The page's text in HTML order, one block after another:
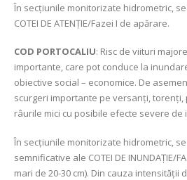
În secțiunile monitorizate hidrometric,
COTEI DE ATENȚIE/Fazei I de apărare.
COD PORTOCALIU: Risc de viituri
importante, care pot conduce la
obiective social – economice. De
scurgeri importante pe versanți, torenți,
râurile mici cu posibile efecte severe de
În secțiunile monitorizate hidrometric,
semnificative ale COTEI DE INUNDAȚIE/
mari de 20-30 cm). Din cauza